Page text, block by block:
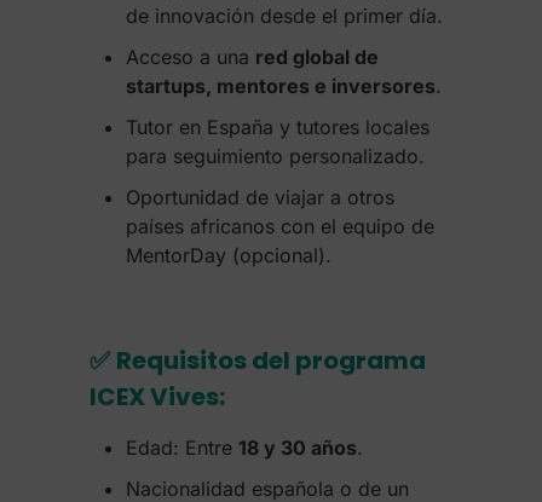
de innovación desde el primer día.
Acceso a una red global de
startups, mentores e inversores.
Tutor en España y tutores locales
para seguimiento personalizado.
Oportunidad de viajar a otros
países africanos con el equipo de
MentorDay (opcional).
✅ Requisitos del programa
ICEX Vives:
Edad: Entre 18 y 30 años.
Nacionalidad española o de un